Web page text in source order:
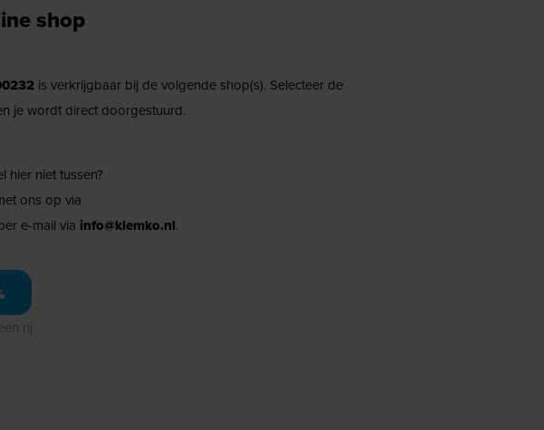
shop
is verkrijgbaar bij de volgende shop(s). Selecteer de
je wordt direct doorgestuurd.
hier niet tussen?
ons op via
e-mail via info@klemko.nl.
rij